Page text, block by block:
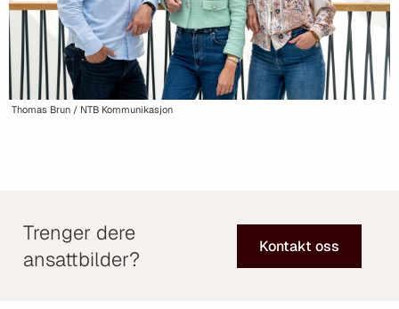
Thomas Brun / NTB Kommunikasjon
Trenger dere
ansattbilder?
Kontakt oss